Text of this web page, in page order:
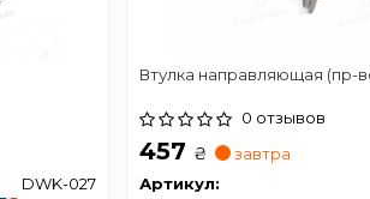
DWK-027
Втулка направляющая (пр-
0 отзывов
457 ₴
завтра
Артикул: